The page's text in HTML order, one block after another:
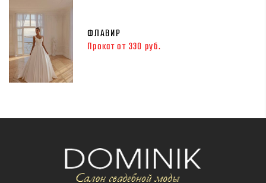
ФЛАВИР
Прокат от 330 руб.